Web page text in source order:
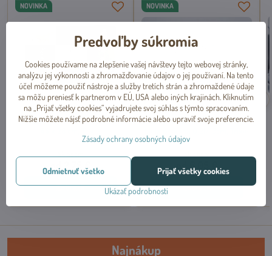
NOVINKA
Podložka pod misku Patchwork
od 2,75 €
Zobraziť
NOVINKA
Vyvýšená miska pre mačky
od 6,05 €
Zobraziť
Najnákup
Predvoľby súkromia
Cookies používame na zlepšenie vašej návštevy tejto webovej stránky,
analýzu jej výkonnosti a zhromažďovanie údajov o jej používaní. Na tento
účel môžeme použiť nástroje a služby tretích strán a zhromaždené údaje
sa môžu preniesť k partnerom v EÚ, USA alebo iných krajinách. Kliknutím
na „Prijať všetky cookies“ vyjadrujete svoj súhlas s týmto spracovaním.
Nižšie môžete nájsť podrobné informácie alebo upraviť svoje preferencie.
Zásady ochrany osobných údajov
Ukázať podrobnosti
Prijať všetky cookies
Odmietnuť všetko